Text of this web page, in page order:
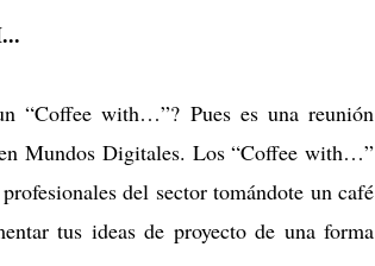
“Coffee with…”? Pues es una reunión
Mundos Digitales. Los “Coffee with…”
del sector tomándote un café
tus ideas de proyecto de una forma